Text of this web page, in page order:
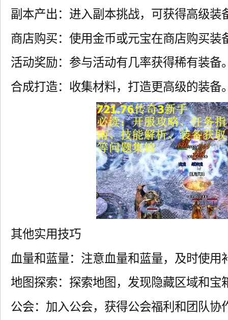
副本产出：进入副本挑战，可获得高级装
商店购买：使用金币或元宝在商店购买装
活动奖励：参与活动有几率获得稀有装备
合成打造：收集材料，打造更高级的装备
其他实用技巧
血量和蓝量：注意血量和蓝量，及时使用
地图探索：探索地图，发现隐藏区域和宝
公会：加入公会，获得公会福利和团队协